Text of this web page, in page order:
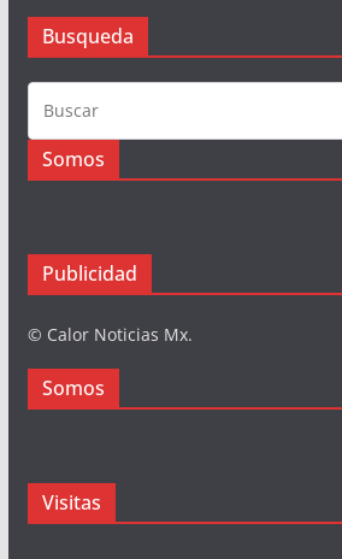
Busqueda
Somos
Publicidad
© Calor Noticias Mx.
Somos
Visitas